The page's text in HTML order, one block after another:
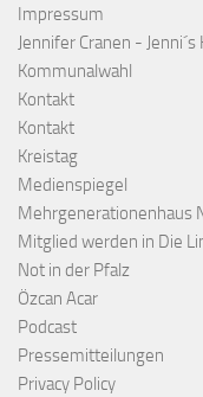
Impressum
Jennifer Cranen -
Kommunalwahl
Kontakt
Kontakt
Kreistag
Medienspiegel
Mehrgenerationenhaus
Mitglied werden in Die
Not in der Pfalz
Özcan Acar
Podcast
Pressemitteilungen
Privacy Policy